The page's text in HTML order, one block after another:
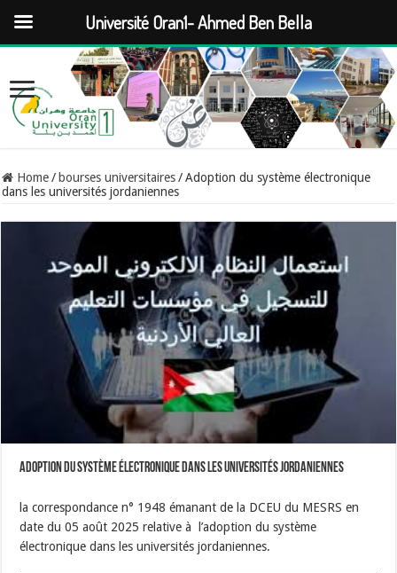
Home / bourses universitaires / Adoption du système électronique
dans les universités jordaniennes
Adoption du système électronique dans les universités jordaniennes
la correspondance n° 1948 émanant de la DCEU du MESRS en
date du 05 août 2025 relative à
l’adoption du système
électronique dans les universités jordaniennes.
Université Oran1- Ahmed Ben Bella